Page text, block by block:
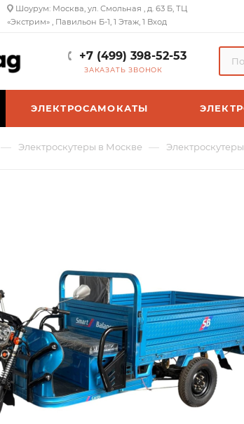
Шоурум: Москва, ул. Смольная , д. 63 Б, ТЦ
«Экстрим» , Павильон Б-1, 1 Этаж, 1 Вход
+7 (499) 398-52-53
ЗАКАЗАТЬ ЗВОНОК
ЭЛЕКТРОСАМОКАТЫ
— Электроскутеры в Москве —